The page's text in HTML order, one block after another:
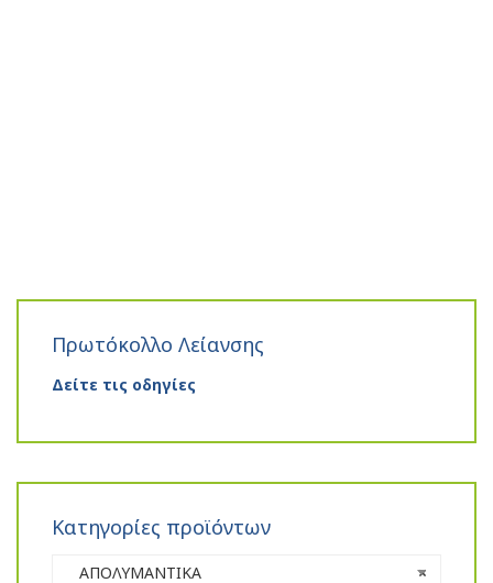
Πρωτόκολλο Λείανσης
Δείτε τις οδηγίες
Κατηγορίες προϊόντων
×
ΑΠΟΛΥΜΑΝΤΙΚΑ